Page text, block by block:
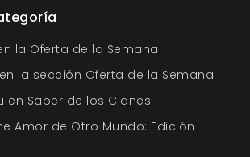
la Oferta de la Semana
la sección Oferta de la Semana
en Saber de los Clanes
Amor de Otro Mundo: Edición